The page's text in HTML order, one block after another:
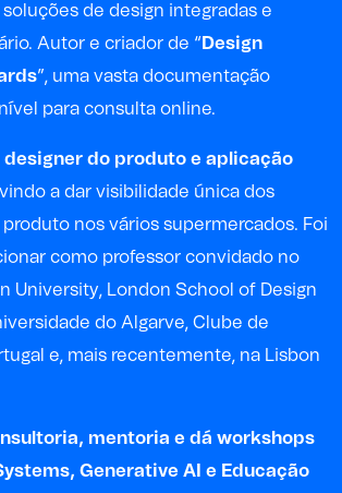
de design integradas e
Autor e criador de “ Design
”, uma vasta documentação
para consulta online.
designer do produto e aplicação
a dar visibilidade única dos
nos vários supermercados. Foi
como professor convidado no
University, London School of Design
do Algarve, Clube de
e, mais recentemente, na Lisbon
mentoria e dá workshops
Generative AI e Educação